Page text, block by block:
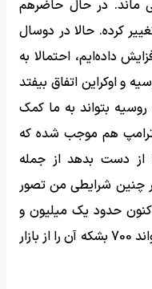
بشکه باقی ماند. در حال حاضرهم
تغییر کرده. حالا در دوسال
داده‌ایم، احتمالا به
و اوکراین اتفاق بیفتد
روسیه بتواند به ما کمک
هم موجب شده که
از دست بدهد از جمله
در چنین شرایطی من تصور
حدود یک میلیون و
۷۰۰ هزار بشکه در روز است، نهایتا بتواند 700 بشکه آن را از بازار